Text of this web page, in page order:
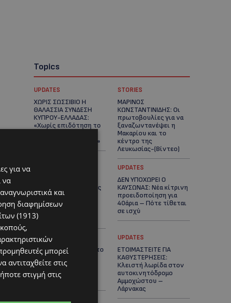
Topics
UPDATES
ΧΩΡΙΣ ΣΩΣΣΙΒΙΟ Η
ΘΑΛΑΣΣΙΑ ΣΥΝΔΕΣΗ
ΚΥΠΡΟΥ-ΕΛΛΑΔΑΣ:
«Χωρίς επιδότηση το
ξανασηκώσει άγκυρα»
STORIES
ΜΑΡΙΝΟΣ
ΚΩΝΣΤΑΝΤΙΝΙΔΗΣ: Οι
πρωτοβουλίες για να
ξαναζωντανέψει η
Μακαρίου και το
κέντρο της
Λευκωσίας-(Βίντεο)
ΛΕΥΚΩΣΙΑ: Χειροπέδες
και στη σύζυγο του
27χρονου – Φέρεται
να παραπλάνησε την
Αστυνομία
UPDATES
ΔΕΝ ΥΠΟΧΩΡΕΙ Ο
ΚΑΥΣΩΝΑΣ: Νέα κίτρινη
προειδοποίηση για
40άρια – Πότε τίθεται
σε ισχύ
UPDATES
VIRAL: Κοράκι πήρε στο
κυνήγι γυναίκα – Η
απρόσμενη επίθεση
καταγράφηκε σε
βίντεο
UPDATES
ΕΤΟΙΜΑΣΤΕΙΤΕ ΓΙΑ
ΚΑΘΥΣΤΕΡΗΣΕΙΣ:
Κλειστή λωρίδα στον
αυτοκινητόδρομο
Αμμοχώστου –
Λάρνακας
για να
να
και
διαφημίσεων
(1913)
μπορεί
αντιταχθείτε στις
στιγμή στις